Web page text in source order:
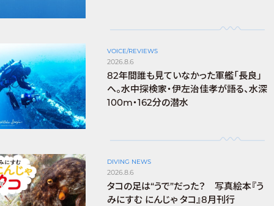
VOICE/REVIEWS
2026.8.6
82年間誰も見ていなかった軍艦「長良」
へ。水中探検家・伊左治佳孝が語る、水深
100m・162分の潜水
DIVING NEWS
2026.8.6
タコの足は“うで”だった？ 写真絵本『う
みにすむ にんじゃ タコ』8月刊行